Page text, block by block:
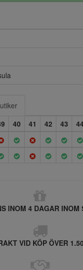
40 41 42 43
INOM 4 DAGAR INOM
VID KÖP ÖVER